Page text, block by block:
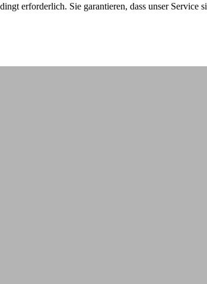
erforderlich. Sie garantieren, dass unser